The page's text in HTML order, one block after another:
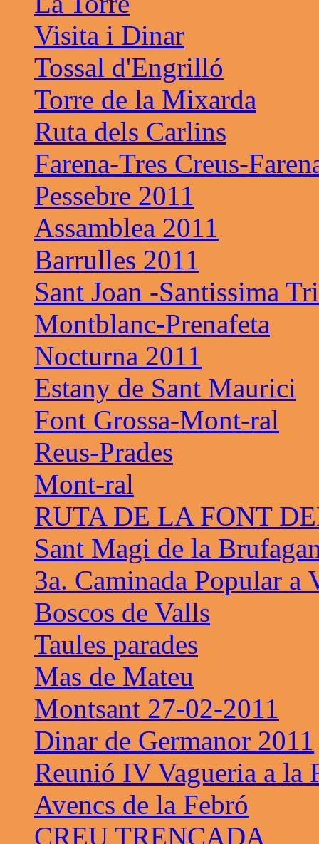
Visita i Dinar
Tossal d'Engrilló
Torre de la Mixarda
Ruta dels Carlins
Farena-Tres Creus-
Pessebre 2011
Assamblea 2011
Barrulles 2011
Sant Joan -Santissima
Montblanc-Prenafeta
Nocturna 2011
Estany de Sant Maurici
Font Grossa-Mont-ral
Reus-Prades
Mont-ral
RUTA DE LA FONT
Sant Magi de la
3a. Caminada Popular a
Boscos de Valls
Taules parades
Mas de Mateu
Montsant 27-02-2011
Dinar de Germanor 2011
Reunió IV Vagueria a la
Avencs de la Febró
CREU TRENCADA